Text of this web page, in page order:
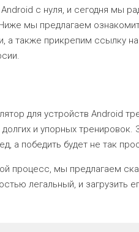
с нуля, и сегодня мы
мы предлагаем
а также прикрепим ссылку
для устройств Android
долгих и упорных
а победить будет не так
процесс, мы предлагаем
легальный, и загрузить